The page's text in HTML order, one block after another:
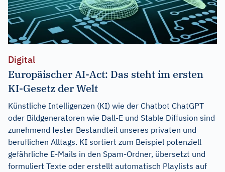
Digital
Europäischer AI-Act: Das steht im ersten
KI-Gesetz der Welt
Künstliche Intelligenzen (KI) wie der Chatbot ChatGPT
oder Bildgeneratoren wie Dall-E und Stable Diffusion sind
zunehmend fester Bestandteil unseres privaten und
beruflichen Alltags. KI sortiert zum Beispiel potenziell
gefährliche E-Mails in den Spam-Ordner, übersetzt und
formuliert Texte oder erstellt automatisch Playlists auf